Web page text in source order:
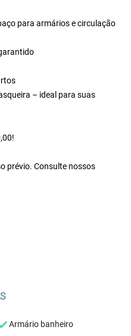
para armários e circulação
– ideal para suas
prévio. Consulte nossos
Armário banheiro